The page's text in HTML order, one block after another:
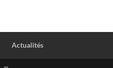
Actualités